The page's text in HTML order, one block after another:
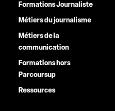
Formations Journaliste
Métiers du journalisme
Métiers de la
communication
Formations hors
Parcoursup
Ressources